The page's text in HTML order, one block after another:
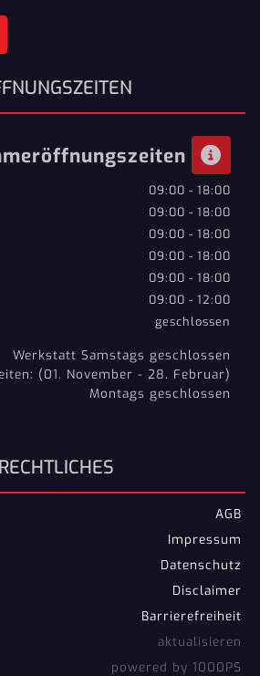
09:00 - 18:00
09:00 - 18:00
09:00 - 18:00
09:00 - 18:00
09:00 - 18:00
09:00 - 12:00
geschlossen
Werkstatt Samstags geschlossen
(01. November - 28. Februar)
Montags geschlossen
RECHTLICHES
AGB
Impressum
Datenschutz
Disclaimer
Barrierefreiheit
aktualisieren
powered by 1000PS